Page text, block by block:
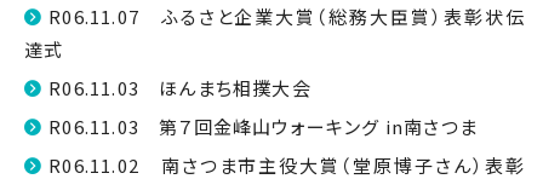
R06.11.07 ふるさと企業大賞（総務大臣賞）表彰状伝
達式
R06.11.03 ほんまち相撲大会
R06.11.03 第７回金峰山ウォーキング in南さつま
R06.11.02 南さつま市主役大賞（堂原博子さん）表彰